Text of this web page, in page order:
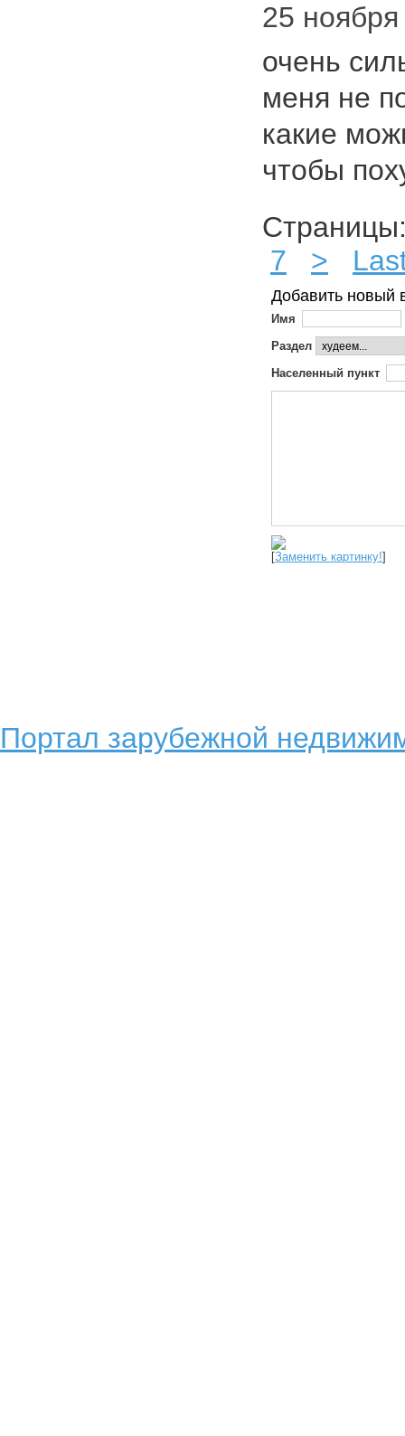
25
очень
меня не
какие
чтобы
7
>
Добавить новый
Имя
Раздел
Населенный пункт
[Заменить картинку!]
Портал зарубежной